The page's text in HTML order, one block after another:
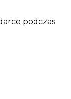
podczas